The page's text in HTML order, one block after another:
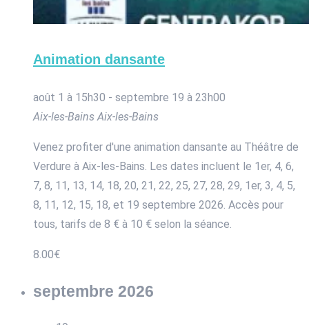
Animation dansante
août 1 à 15h30 - septembre 19 à 23h00
Aix-les-BainsAix-les-Bains
Venez profiter d'une animation dansante au Théâtre de
Verdure à Aix-les-Bains. Les dates incluent le 1er, 4, 6,
7, 8, 11, 13, 14, 18, 20, 21, 22, 25, 27, 28, 29, 1er, 3, 4, 5,
8, 11, 12, 15, 18, et 19 septembre 2026. Accès pour
tous, tarifs de 8 € à 10 € selon la séance.
8.00€
septembre 2026